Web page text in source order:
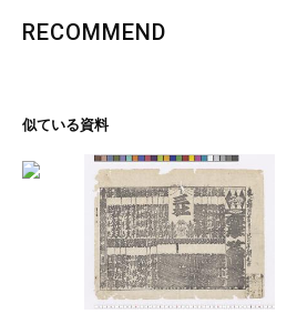
RECOMMEND
似ている資料